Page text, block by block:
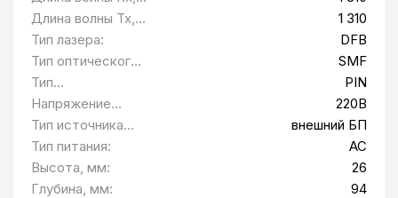
нм:
Длина волны Tx,
нм:
1 310
Тип лазера:
DFB
Тип оптического
волокна:
SMF
Тип
фотоприемника:
PIN
Напряжение
питания:
220В
Тип источника
питания:
внешний БП
Тип питания:
AC
Высота, мм:
26
Глубина, мм:
94